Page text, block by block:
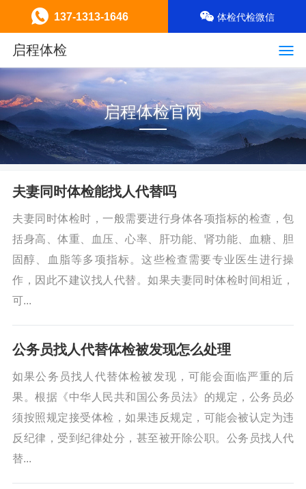
启程体检
启程体检官网
夫妻同时体检能找人代替吗
夫妻同时体检时，一般需要进行身体各项指标的检查，包
括身高、体重、血压、心率、肝功能、肾功能、血糖、胆
固醇、血脂等多项指标。这些检查需要专业医生进行操
作，因此不建议找人代替。如果夫妻同时体检时间相近，
可...
公务员找人代替体检被发现怎么处理
如果公务员找人代替体检被发现，可能会面临严重的后
果。根据《中华人民共和国公务员法》的规定，公务员必
须按照规定接受体检，如果违反规定，可能会被认定为违
反纪律，受到纪律处分，甚至被开除公职。公务员找人代
替...
137-1313-1646 体检代检微信